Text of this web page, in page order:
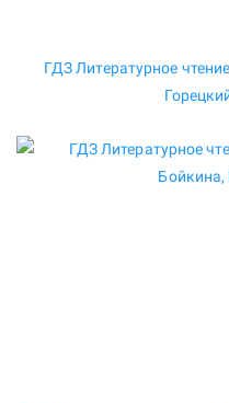
ГДЗ Литературное